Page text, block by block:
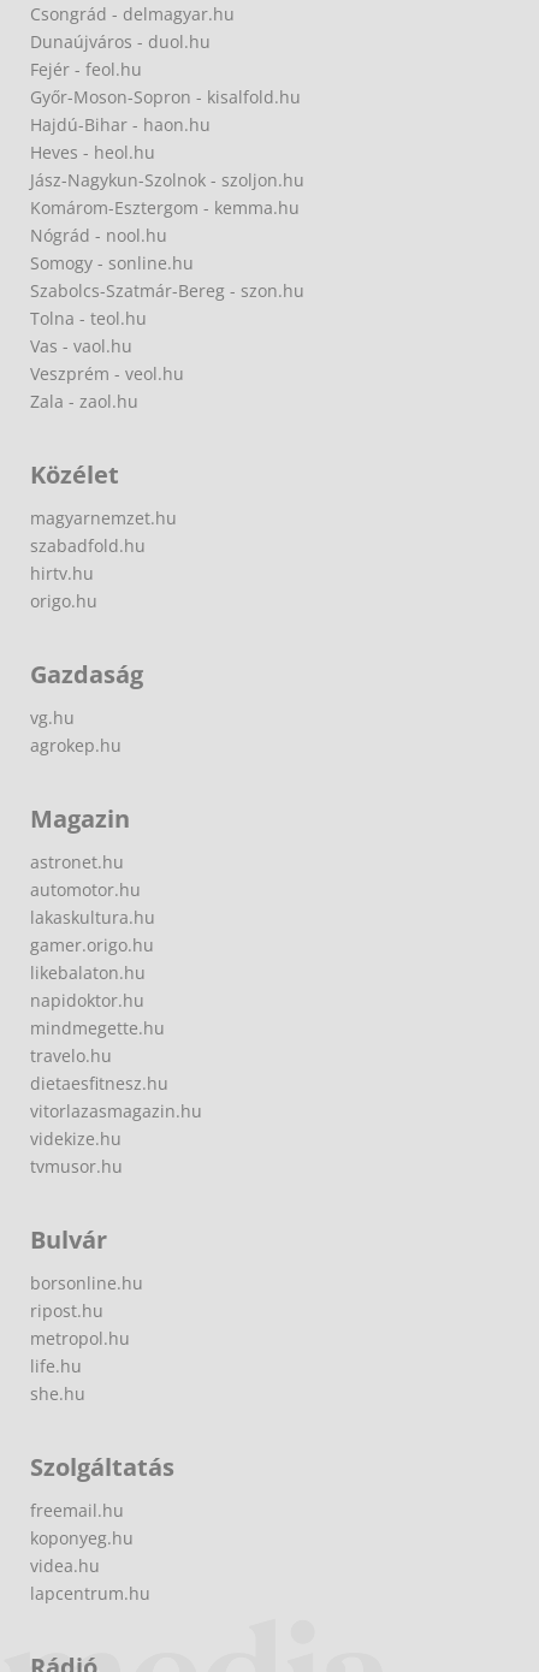
Csongrád - delmagyar.hu
Dunaújváros - duol.hu
Fejér - feol.hu
Győr-Moson-Sopron - kisalfold.hu
Hajdú-Bihar - haon.hu
Heves - heol.hu
Jász-Nagykun-Szolnok - szoljon.hu
Komárom-Esztergom - kemma.hu
Nógrád - nool.hu
Somogy - sonline.hu
Szabolcs-Szatmár-Bereg - szon.hu
Tolna - teol.hu
Vas - vaol.hu
Veszprém - veol.hu
Zala - zaol.hu
Közélet
magyarnemzet.hu
szabadfold.hu
hirtv.hu
origo.hu
Gazdaság
vg.hu
agrokep.hu
Magazin
astronet.hu
automotor.hu
lakaskultura.hu
gamer.origo.hu
likebalaton.hu
napidoktor.hu
mindmegette.hu
travelo.hu
dietaesfitnesz.hu
vitorlazasmagazin.hu
videkize.hu
tvmusor.hu
Bulvár
borsonline.hu
ripost.hu
metropol.hu
life.hu
she.hu
Szolgáltatás
freemail.hu
koponyeg.hu
videa.hu
lapcentrum.hu